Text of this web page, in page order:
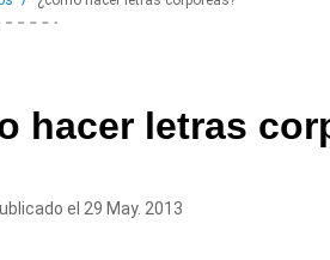
hacer letras
el 29 May. 2013